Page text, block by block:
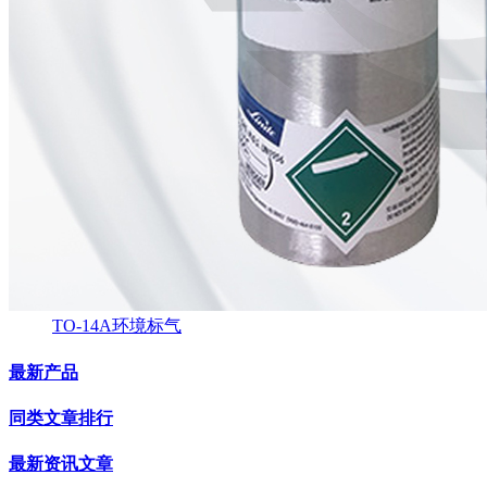
TO-14A环境标气
最新产品
同类文章排行
最新资讯文章